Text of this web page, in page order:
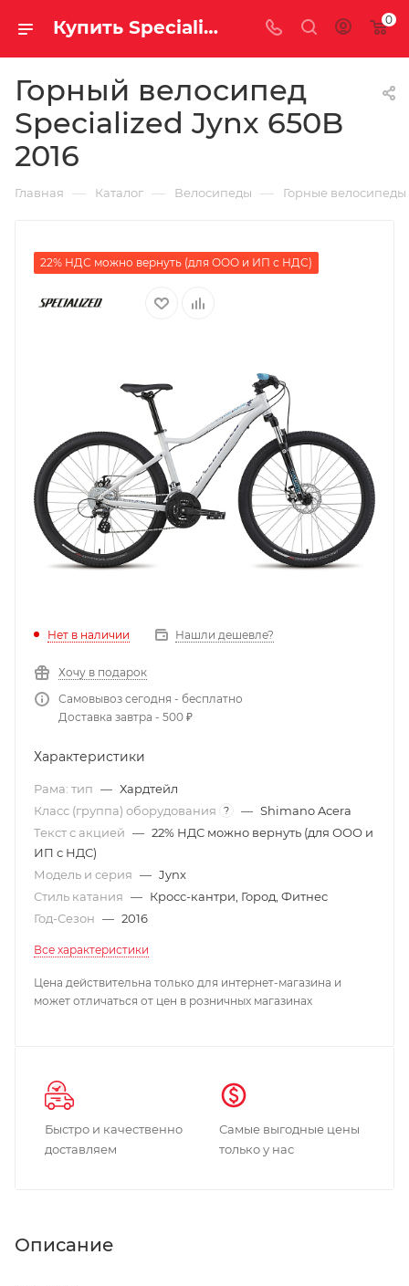
Купить Specialized Jynx 650B 2016 за рублей, а со скидкой 0
Горный велосипед
Specialized Jynx 650B
2016
Главная — Каталог — Велосипеды — Горные велосипеды
22% НДС можно вернуть (для ООО и ИП с НДС)
Нет в наличии Нашли дешевле?
Хочу в подарок
Самовывоз сегодня - бесплатно
Доставка завтра - 500 ₽
Характеристики
Рама: тип — Хардтейл
Класс (группа) оборудования
? — Shimano Acera
Текст с акцией — 22% НДС можно вернуть (для ООО и
ИП с НДС)
Модель и серия — Jynx
Стиль катания — Кросс-кантри, Город, Фитнес
Год-Сезон — 2016
Все характеристики
Цена действительна только для интернет-магазина и
может отличаться от цен в розничных магазинах
Быстро и качественно
доставляем
Самые выгодные цены
только у нас
Описание